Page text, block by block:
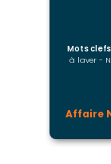
Mots clefs
à laver -
Affaire